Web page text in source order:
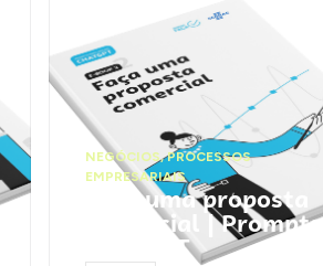
NEGÓCIOS,PROCESSOS
EMPRESARIAIS
Faça uma proposta
comercial | Prompts
ChatGPT